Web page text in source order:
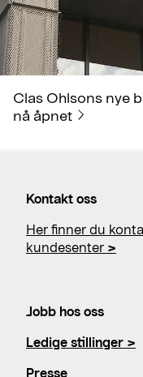
Clas Ohlsons nye
nå åpnet
Kontakt oss
Her finner du
kundesenter >
Jobb hos oss
Ledige stillinger >
Presse